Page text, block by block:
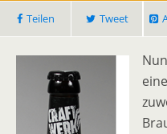
Teilen Tweet